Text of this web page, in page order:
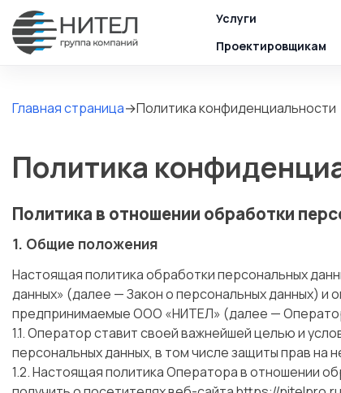
Услуги
Проектировщикам
Главная страница→Политика конфиденциальности
Политика
Политика в отношении обработки
1. Общие положения
Настоящая политика обработки персональных
данных» (далее — Закон о персональных данных) и
предпринимаемыеООО «НИТЕЛ» (далее —
1.1. Оператор ставит своей важнейшей целью и
персональных данных, в том числе защиты прав на
1.2. Настоящая политика Оператора в отношении